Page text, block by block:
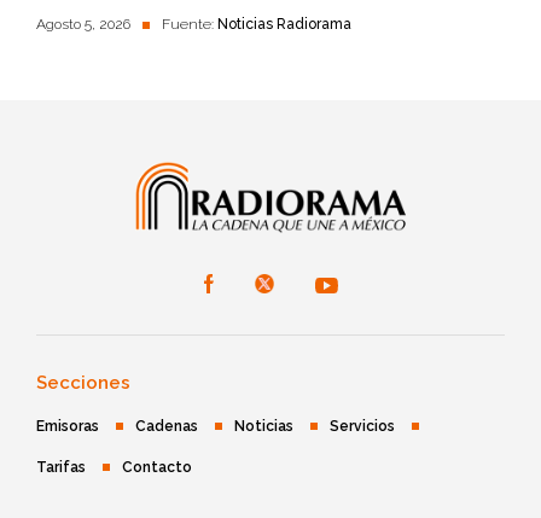
Agosto 5, 2026 Fuente: Noticias Radiorama
Secciones
Emisoras Cadenas Noticias Servicios
Tarifas Contacto